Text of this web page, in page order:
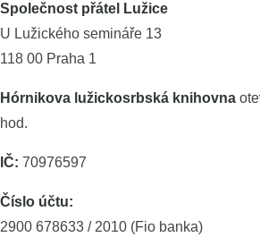
Společnost přátel Lužice
U Lužického semináře 13
118 00 Praha 1
Hórnikova lužickosrbská knihovna
hod.
IČ: 70976597
Číslo účtu:
2900 678633 / 2010 (Fio banka)